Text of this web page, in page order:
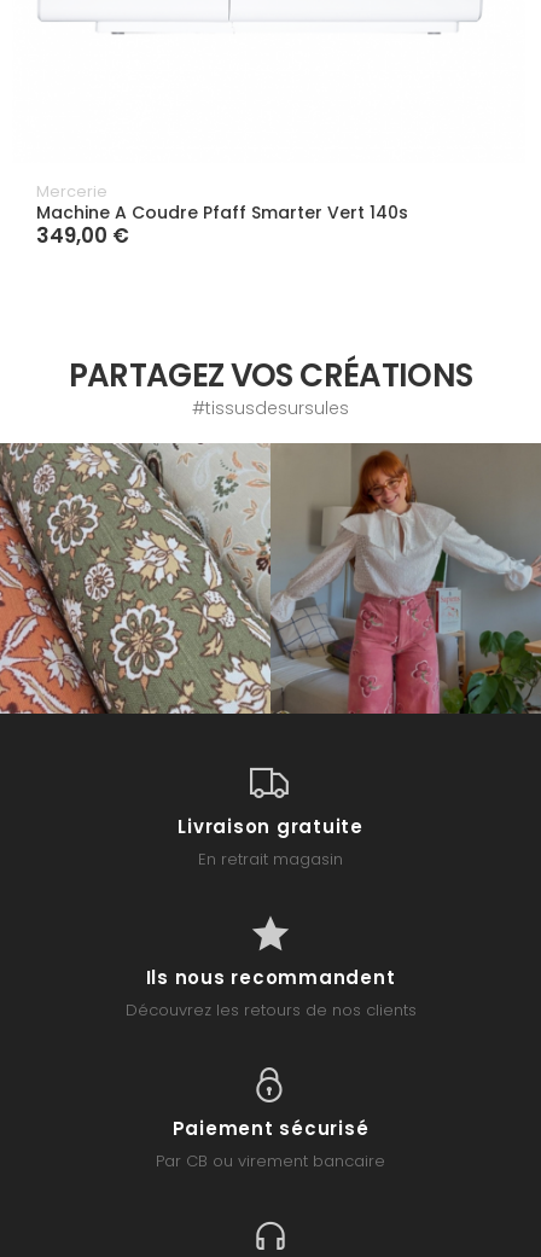
Mercerie
Machine A Coudre Pfaff Smarter Vert 140s
349,00 €
PARTAGEZ VOS CRÉATIONS
#tissusdesursules
Livraison gratuite
En retrait magasin
Ils nous recommandent
Découvrez les retours de nos clients
Paiement sécurisé
Par CB ou virement bancaire